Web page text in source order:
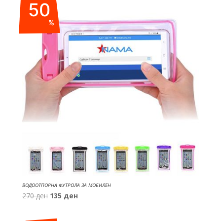
500 ден.
50
%
ВОДООТПОРНА ФУТРОЛА ЗА МОБИЛЕН
270ден Original
was:
135 денCurrent